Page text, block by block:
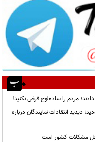
مردم را ساده‌لوح فرض نکنید!
انتقادات نمایندگان درباره
مشکلات کشور است